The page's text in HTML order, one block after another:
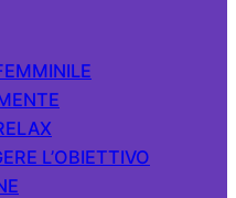
L’OBIETTIVO